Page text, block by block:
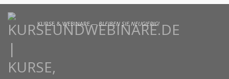
KURSE & WEBINARE —BLEIBEN SIE NEUGIERIG!